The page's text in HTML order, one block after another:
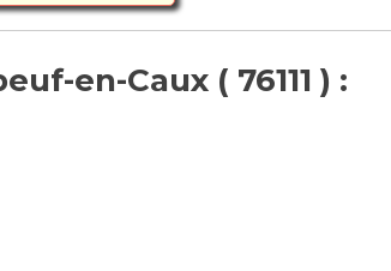
en-Caux ( 76111 ) :